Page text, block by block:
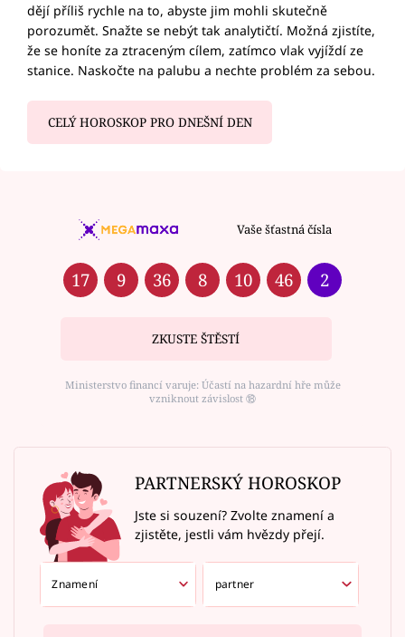
dějí příliš rychle na to, abyste jim mohli skutečně
porozumět. Snažte se nebýt tak analytičtí. Možná zjistíte,
že se honíte za ztraceným cílem, zatímco vlak vyjíždí ze
stanice. Naskočte na palubu a nechte problém za sebou.
CELÝ HOROSKOP PRO DNEŠNÍ DEN
Vaše šťastná čísla
17 9 36 8 10 46 2
ZKUSTE ŠTĚSTÍ
Ministerstvo financí varuje: Účastí na hazardní hře může
vzniknout závislost ⑱
PARTNERSKÝ HOROSKOP
Jste si souzení? Zvolte znamení a
zjistěte, jestli vám hvězdy přejí.